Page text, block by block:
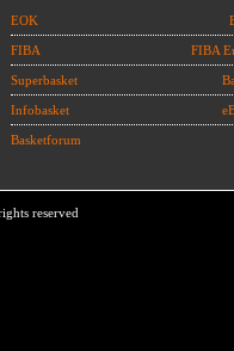
ΕΟΚ
FIBA FIBA
Superbasket
Infobasket
Basketforum
reserved